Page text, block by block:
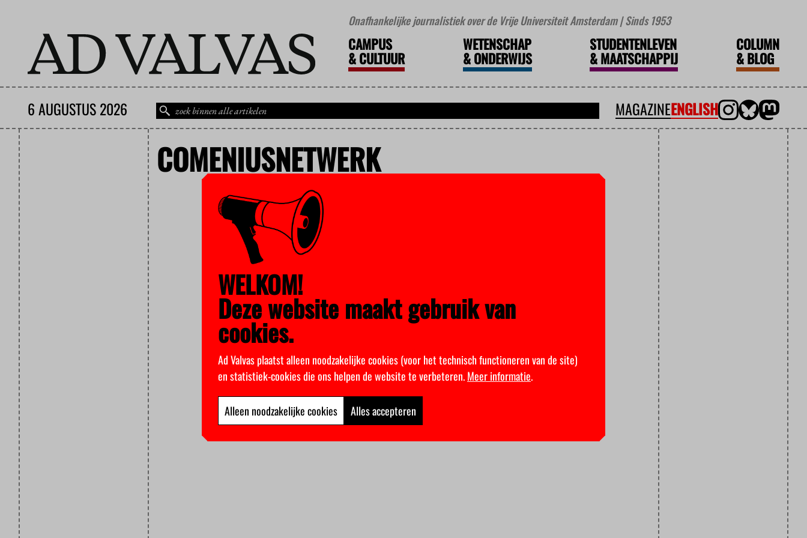
Onafhankelijke journalistiek over de Vrije Universiteit Amsterdam | Sinds 1953
CAMPUS
&CULTUUR
WETENSCHAP
&ONDERWIJS
STUDENTENLEVEN
&MAATSCHAPPIJ
COLUMN
&BLOG
6 AUGUSTUS 2026 MAGAZINEENGLISH
COMENIUSNETWERK
WELKOM!
Deze website maakt gebruik van
cookies.
Ad Valvas plaatst alleen noodzakelijke cookies (voor het technisch functioneren van de site)
en statistiek-cookies die ons helpen de website te verbeteren.Meer informatie.
Alleen noodzakelijke cookies Alles accepteren